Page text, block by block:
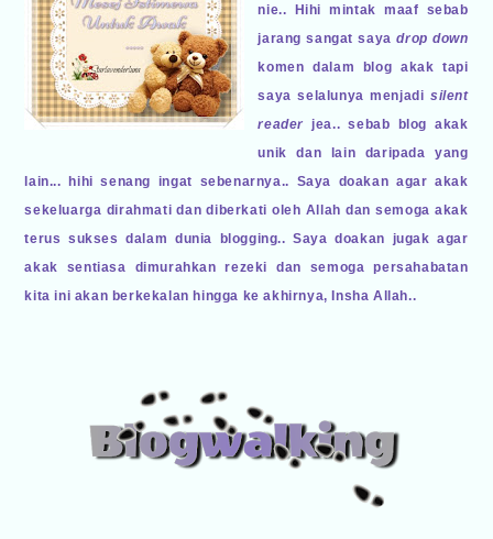
nie.. Hihi mintak maaf sebab
jarang sangat sayadrop down
komen dalam blog akak tapi
saya selalunya menjadi silent
reader jea.. sebab blog akak
unik dan lain daripada yang
lain... hihi senang ingat sebenarnya.. Saya doakan agar akak
sekeluarga dirahmati dan diberkati oleh Allah dan semoga akak
terus sukses dalam dunia blogging.. Saya doakan jugak agar
akak sentiasa dimurahkan rezeki dan semoga persahabatan
kita ini akan berkekalan hingga ke akhirnya, Insha Allah..